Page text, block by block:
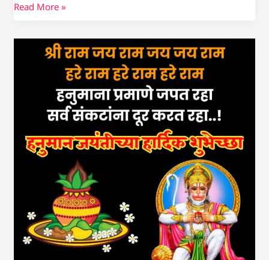
Read More »
Hanuman
Jayanti
Wishes